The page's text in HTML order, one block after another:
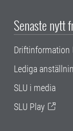
Senaste nytt
Driftinformation
Lediga
SLU i media
SLU Play